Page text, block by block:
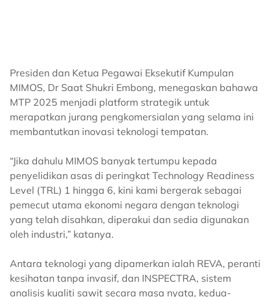
Presiden dan Ketua Pegawai Eksekutif Kumpulan
MIMOS, Dr Saat Shukri Embong, menegaskan bahawa
MTP 2025 menjadi platform strategik untuk
merapatkan jurang pengkomersialan yang selama ini
membantutkan inovasi teknologi tempatan.
“Jika dahulu MIMOS banyak tertumpu kepada
penyelidikan asas di peringkat Technology Readiness
Level (TRL) 1 hingga 6, kini kami bergerak sebagai
pemecut utama ekonomi negara dengan teknologi
yang telah disahkan, diperakui dan sedia digunakan
oleh industri,” katanya.
Antara teknologi yang dipamerkan ialah REVA, peranti
kesihatan tanpa invasif, dan INSPECTRA, sistem
analisis kualiti sawit secara masa nyata, kedua-